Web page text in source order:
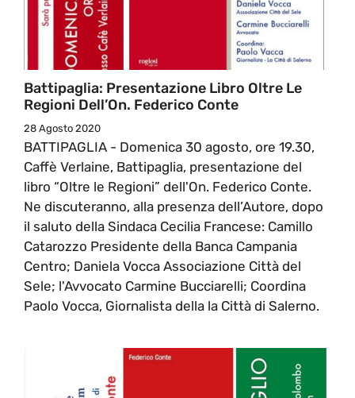
Battipaglia: Presentazione Libro Oltre Le
Regioni Dell’On. Federico Conte
28 Agosto 2020
BATTIPAGLIA - Domenica 30 agosto, ore 19.30,
Caffè Verlaine, Battipaglia, presentazione del
libro “Oltre le Regioni” dell'On. Federico Conte.
Ne discuteranno, alla presenza dell’Autore, dopo
il saluto della Sindaca Cecilia Francese: Camillo
Catarozzo Presidente della Banca Campania
Centro; Daniela Vocca Associazione Città del
Sele; l'Avvocato Carmine Bucciarelli; Coordina
Paolo Vocca, Giornalista della la Città di Salerno.